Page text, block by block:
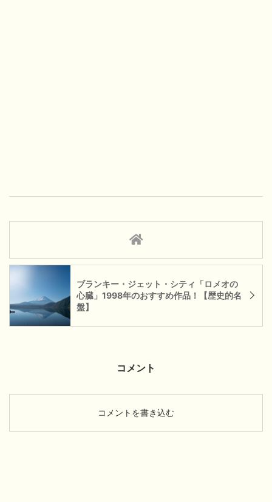
ブランキー・ジェット・シティ「ロメオの
心臓」1998年のおすすめ作品！【歴史的名
盤】
コメント
コメントを書き込む